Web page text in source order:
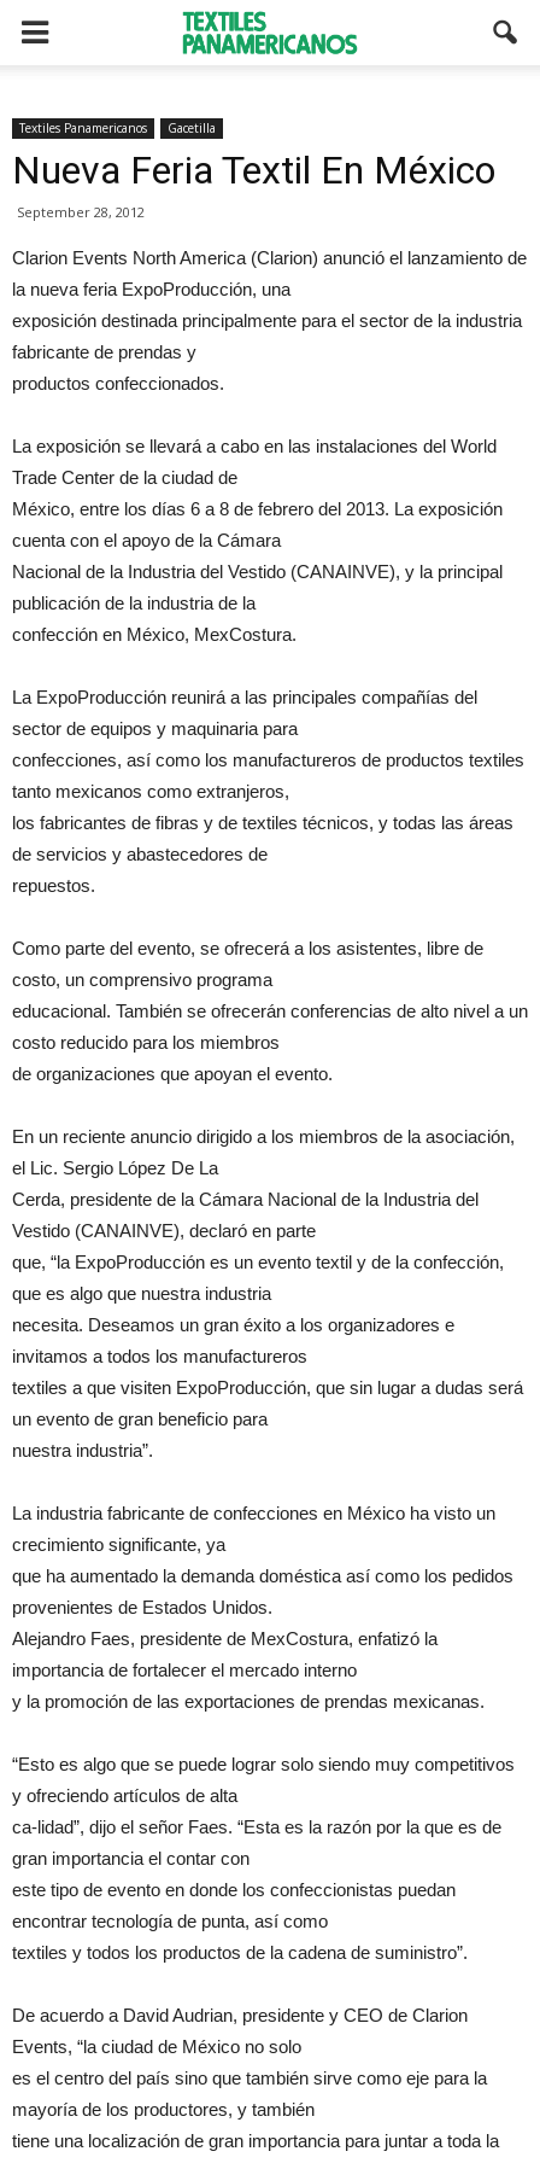
Textiles Panamericanos Gacetilla
Nueva Feria Textil En México
September 28, 2012
Clarion Events North America (Clarion) anunció el lanzamiento de
la nueva feria ExpoProducción, una
exposición destinada principalmente para el sector de la industria
fabricante de prendas y
productos confeccionados.
La exposición se llevará a cabo en las instalaciones del World
Trade Center de la ciudad de
México, entre los días 6 a 8 de febrero del 2013. La exposición
cuenta con el apoyo de la Cámara
Nacional de la Industria del Vestido (CANAINVE), y la principal
publicación de la industria de la
confección en México, MexCostura.
La ExpoProducción reunirá a las principales compañías del
sector de equipos y maquinaria para
confecciones, así como los manufactureros de productos textiles
tanto mexicanos como extranjeros,
los fabricantes de fibras y de textiles técnicos, y todas las áreas
de servicios y abastecedores de
repuestos.
Como parte del evento, se ofrecerá a los asistentes, libre de
costo, un comprensivo programa
educacional. También se ofrecerán conferencias de alto nivel a un
costo reducido para los miembros
de organizaciones que apoyan el evento.
En un reciente anuncio dirigido a los miembros de la asociación,
el Lic. Sergio López De La
Cerda, presidente de la Cámara Nacional de la Industria del
Vestido (CANAINVE), declaró en parte
que, “la ExpoProducción es un evento textil y de la confección,
que es algo que nuestra industria
necesita. Deseamos un gran éxito a los organizadores e
invitamos a todos los manufactureros
textiles a que visiten ExpoProducción, que sin lugar a dudas será
un evento de gran beneficio para
nuestra industria”.
La industria fabricante de confecciones en México ha visto un
crecimiento significante, ya
que ha aumentado la demanda doméstica así como los pedidos
provenientes de Estados Unidos.
Alejandro Faes, presidente de MexCostura, enfatizó la
importancia de fortalecer el mercado interno
y la promoción de las exportaciones de prendas mexicanas.
“Esto es algo que se puede lograr solo siendo muy competitivos
y ofreciendo artículos de alta
ca-lidad”, dijo el señor Faes. “Esta es la razón por la que es de
gran importancia el contar con
este tipo de evento en donde los confeccionistas puedan
encontrar tecnología de punta, así como
textiles y todos los productos de la cadena de suministro”.
De acuerdo a David Audrian, presidente y CEO de Clarion
Events, “la ciudad de México no solo
es el centro del país sino que también sirve como eje para la
mayoría de los productores, y también
tiene una localización de gran importancia para juntar a toda la